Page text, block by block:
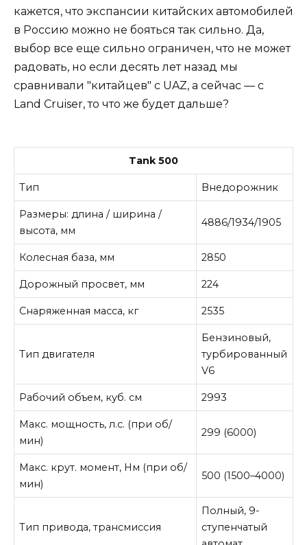
кажется, что экспансии китайских автомобилей
в Россию можно не бояться так сильно. Да,
выбор все еще сильно ограничен, что не может
радовать, но если десять лет назад мы
сравнивали "китайцев" с UAZ, а сейчас — с
Land Cruiser, то что же будет дальше?
Tank 500
Тип Внедорожник
Размеры: длина / ширина /
высота, мм
4886/1934/1905
Колесная база, мм 2850
Дорожный просвет, мм 224
Снаряженная масса, кг 2535
Тип двигателя
Бензиновый,
турбированный
V6
Рабочий объем, куб. см 2993
Макс. мощность, л.с. (при об/
мин)
299 (6000)
Макс. крут. момент, Нм (при об/
мин)
500 (1500–4000)
Тип привода, трансмиссия
Полный, 9-
ступенчатый